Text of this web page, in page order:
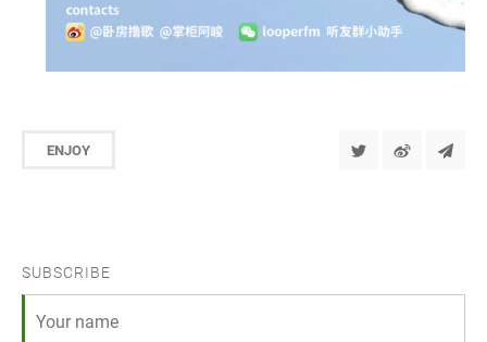
ENJOY
SUBSCRIBE